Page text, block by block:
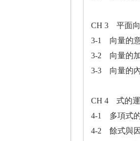
CH 3 平面
3-1 向量的
3-2 向量的
3-3 向量的
CH 4 式的
4-1 多項式
4-2 餘式與